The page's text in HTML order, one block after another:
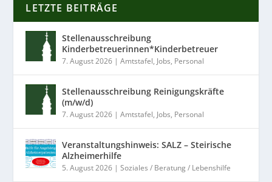
LETZTE BEITRÄGE
Stellenausschreibung
Kinderbetreuerinnen*Kinderbetreuer
7. August 2026 |Amtstafel, Jobs, Personal
Stellenausschreibung Reinigungskräfte
(m/w/d)
7. August 2026 |Amtstafel, Jobs, Personal
Veranstaltungshinweis: SALZ – Steirische
Alzheimerhilfe
5. August 2026 |Soziales / Beratung / Lebenshilfe